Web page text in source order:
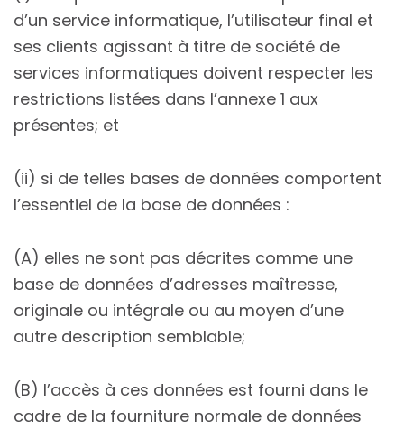
d’un service informatique, l’utilisateur final et
ses clients agissant à titre de société de
services informatiques doivent respecter les
restrictions listées dans l’annexe 1 aux
présentes; et
(ii) si de telles bases de données comportent
l’essentiel de la base de données :
(A) elles ne sont pas décrites comme une
base de données d’adresses maîtresse,
originale ou intégrale ou au moyen d’une
autre description semblable;
(B) l’accès à ces données est fourni dans le
cadre de la fourniture normale de données